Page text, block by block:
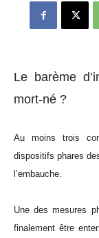
Le barème
mort-né ?
Au moins trois
dispositifs phares
l’embauche.
Une des mesures
finalement être